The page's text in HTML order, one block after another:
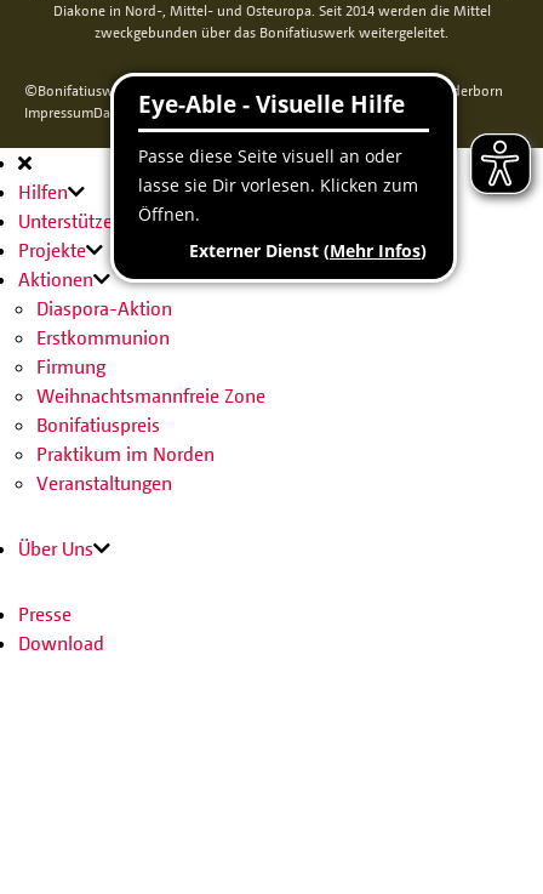
Diakone in Nord-, Mittel- und Osteuropa. Seit 2014 werden die Mittel
zweckgebunden über das Bonifatiuswerk weitergeleitet.
©Bonifatiuswerk der deutschen Katholiken e. V., Kamp 22, 33098 Paderborn
ImpressumDatenschutzCookie-ErklärungSitemap
Hauptnavigation
Hilfen
Unterstützen
Projekte
Aktionen
Diaspora-Aktion
Erstkommunion
Firmung
Weihnachtsmannfreie Zone
Bonifatiuspreis
Praktikum im Norden
Veranstaltungen
Über Uns
Presse
Download